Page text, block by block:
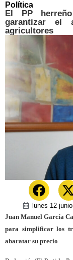
Política
El PP
garantizar el
agricultores
lunes 12
Juan Manuel García
para simplificar los
abaratar su precio